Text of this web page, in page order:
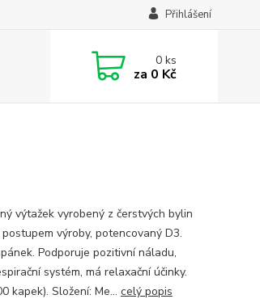
Přihlášení
0ks
za 0 Kč
výtažek vyrobený z čerstvých bylin
výroby, potencovaný D3.
Podporuje pozitivní náladu,
systém, má relaxační účinky.
kapek). Složení: Me... celý popis